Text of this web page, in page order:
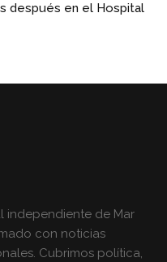
después en el Hospital
independiente de Mar
con noticias
Cubrimos política,